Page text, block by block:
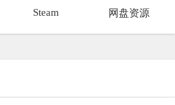
Steam 网盘资源